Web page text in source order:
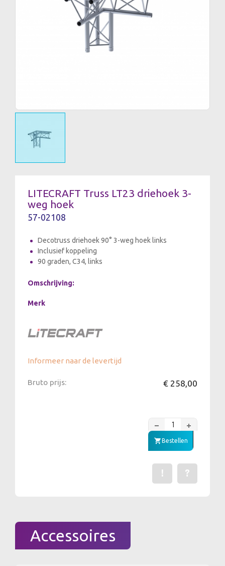
LITECRAFT Truss LT23 driehoek 3-
weg hoek
57-02108
Decotruss driehoek 90° 3-weg hoek links
Inclusief koppeling
90 graden, C34, links
Omschrijving:
Merk
Informeer naar de levertijd
Bruto prijs: € 258,00
Bestellen
Stel een
?
Een fout gevonden?
!
Accessoires